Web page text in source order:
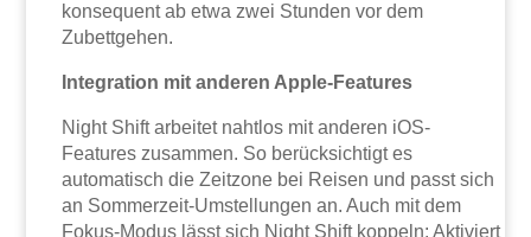
konsequent ab etwa zwei Stunden vor dem
Zubettgehen.
Integration mit anderen Apple-Features
Night Shift arbeitet nahtlos mit anderen iOS-
Features zusammen. So berücksichtigt es
automatisch die Zeitzone bei Reisen und passt sich
an Sommerzeit-Umstellungen an. Auch mit dem
Fokus-Modus lässt sich Night Shift koppeln: Aktiviert